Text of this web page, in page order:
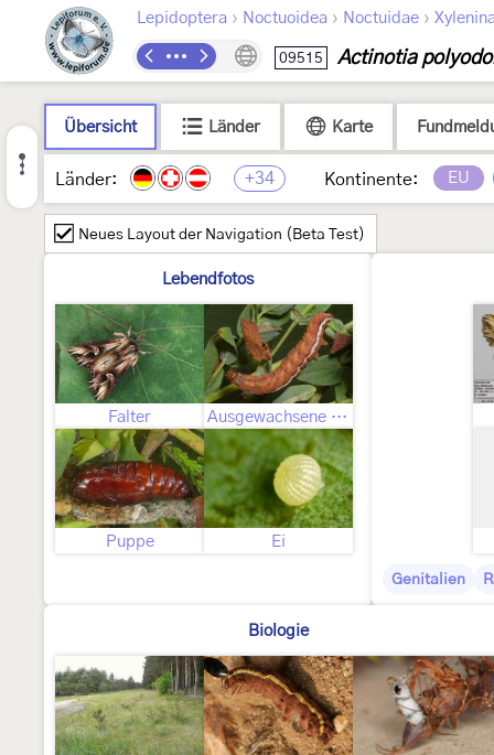
Lepidoptera › Noctuoidea › Noctuidae ›
09515 Actinotia
Übersicht Länder Karte
Länder: +34 Kontinente: EU
Neues Layout der Navigation (Beta Test)
Lebendfotos
Falter Ausgewachsene Raupe
Puppe Ei
Genitalien
Biologie